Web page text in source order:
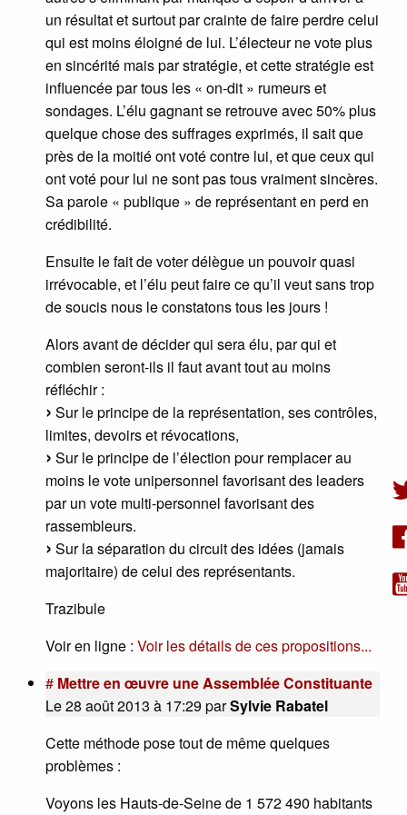
un résultat et surtout par crainte de faire perdre celui
qui est moins éloigné de lui. L’électeur ne vote plus
en sincérité mais par stratégie, et cette stratégie est
influencée par tous les « on-dit » rumeurs et
sondages. L’élu gagnant se retrouve avec 50% plus
quelque chose des suffrages exprimés, il sait que
près de la moitié ont voté contre lui, et que ceux qui
ont voté pour lui ne sont pas tous vraiment sincères.
Sa parole « publique » de représentant en perd en
crédibilité.
Ensuite le fait de voter délègue un pouvoir quasi
irrévocable, et l’élu peut faire ce qu’il veut sans trop
de soucis nous le constatons tous les jours !
Alors avant de décider qui sera élu, par qui et
combien seront-ils il faut avant tout au moins
réfléchir :
Sur le principe de la représentation, ses contrôles,
limites, devoirs et révocations,
Sur le principe de l’élection pour remplacer au
moins le vote unipersonnel favorisant des leaders
par un vote multi-personnel favorisant des
rassembleurs.
Sur la séparation du circuit des idées (jamais
majoritaire) de celui des représentants.
Trazibule
Voir en ligne : Voir les détails de ces propositions...
# Mettre en œuvre une Assemblée Constituante
Le 28 août 2013 à 17:29 parSylvie Rabatel
Cette méthode pose tout de même quelques
problèmes :
Voyons les Hauts-de-Seine de 1 572 490 habitants